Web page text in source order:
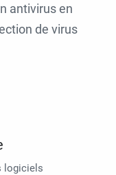
antivirus en
de virus
logiciels